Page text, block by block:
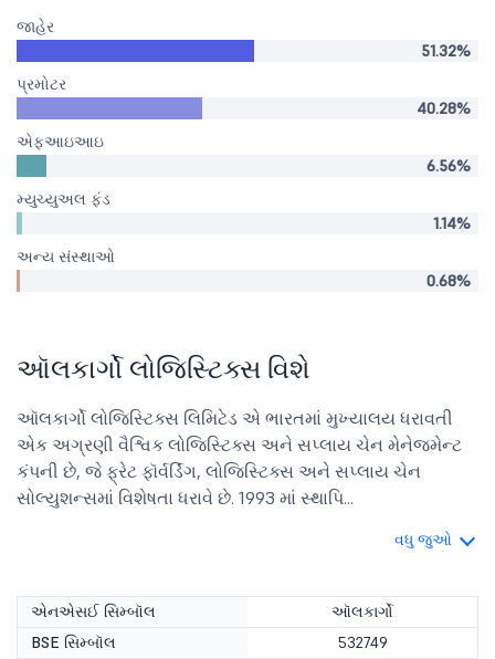
જાહેર
51.32%
પ્રમોટર
40.28%
એફઆઇઆઇ
6.56%
મ્યુચ્યુઅલ ફંડ
1.14%
અન્ય સંસ્થાઓ
0.68%
ઑલકાર્ગો લોજિસ્ટિક્સ વિશે
ઑલકાર્ગો લોજિસ્ટિક્સ લિમિટેડ એ ભારતમાં મુખ્યાલય ધરાવતી
એક અગ્રણી વૈશ્વિક લોજિસ્ટિક્સ અને સપ્લાય ચેન મેનેજમેન્ટ
કંપની છે, જે ફ્રેટ ફૉર્વર્ડિંગ, લોજિસ્ટિક્સ અને સપ્લાય ચેન
સોલ્યુશન્સમાં વિશેષતા ધરાવે છે. 1993 માં સ્થાપિ...
વધુ જુઓ
એનએસઈ સિમ્બૉલ
ઑલકાર્ગો
BSE સિમ્બૉલ
532749